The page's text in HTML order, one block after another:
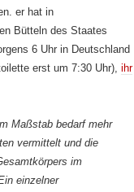
er hat in
Bütteln des Staates
6 Uhr in Deutschland
erst um 7:30 Uhr), ihr
Maßstab bedarf mehr
vermittelt und die
im
einzelner